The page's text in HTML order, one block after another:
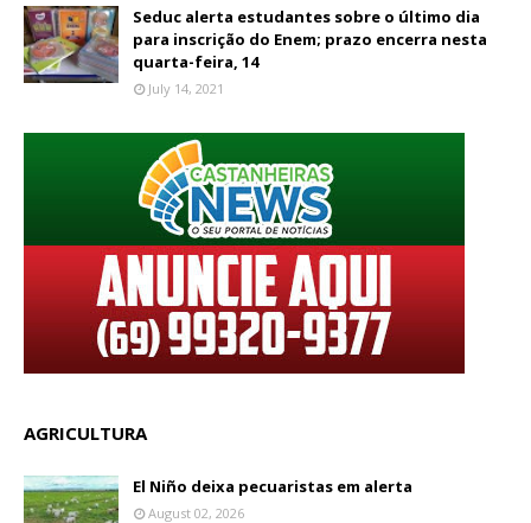
Seduc alerta estudantes sobre o último dia
para inscrição do Enem; prazo encerra nesta
quarta-feira, 14
July 14, 2021
AGRICULTURA
El Niño deixa pecuaristas em alerta
August 02, 2026